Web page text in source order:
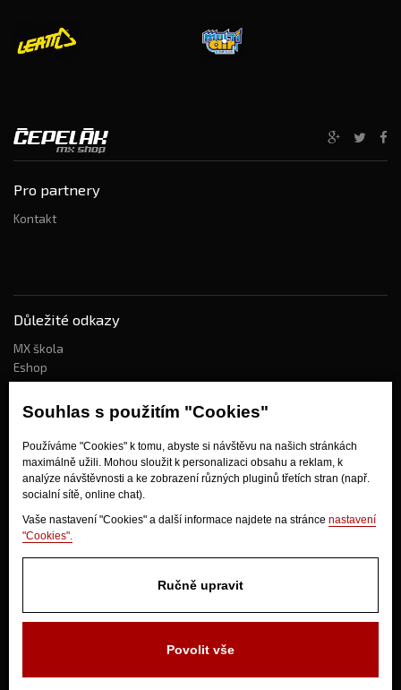
Souhlas s použitím "Cookies"
Používáme "Cookies" k tomu, abyste si návštěvu na našich stránkách
maximálně užili. Mohou sloužit k personalizaci obsahu a reklam, k
analýze návštěvnosti a ke zobrazení různých pluginů třetích stran (např.
socialní sítě, online chat).
Vaše nastavení "Cookies" a další informace najdete na stránce nastavení
"Cookies".
Ručně upravit
Povolit vše
Pro partnery
Kontakt
Důležité odkazy
MX škola
Eshop
Kdo jsme?
Jak nakupovat?
Obchodní podmínky
Doprava
Odstoupení od kupní smlouvy
280 02 Kolín